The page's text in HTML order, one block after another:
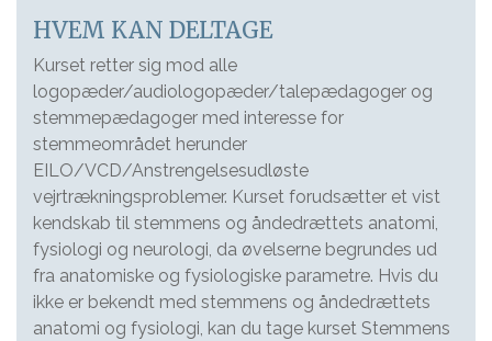
HVEM KAN DELTAGE
Kurset retter sig mod alle
logopæder/audiologopæder/talepædagoger og
stemmepædagoger med interesse for
stemmeområdet herunder
EILO/VCD/Anstrengelsesudløste
vejrtrækningsproblemer. Kurset forudsætter et vist
kendskab til stemmens og åndedrættets anatomi,
fysiologi og neurologi, da øvelserne begrundes ud
fra anatomiske og fysiologiske parametre. Hvis du
ikke er bekendt med stemmens og åndedrættets
anatomi og fysiologi, kan du tage kurset Stemmens